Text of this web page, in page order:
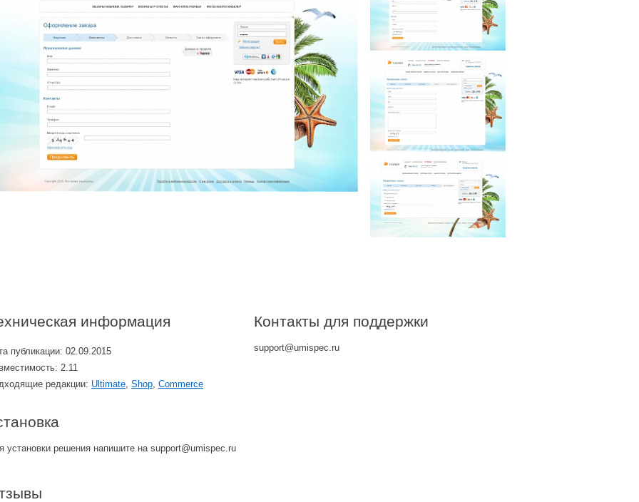
информация
публикации: 02.09.2015
2.11
редакции: Ultimate, Shop, Commerce
Контакты для поддержки
support@umispec.ru
установки решения напишите на support@umispec.ru